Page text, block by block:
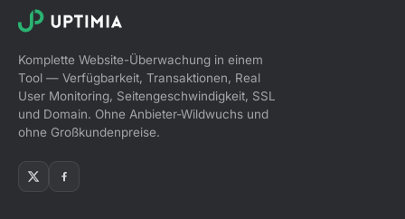
Komplette Website-Überwachung in einem
Tool — Verfügbarkeit, Transaktionen, Real
User Monitoring, Seitengeschwindigkeit, SSL
und Domain. Ohne Anbieter-Wildwuchs und
ohne Großkundenpreise.